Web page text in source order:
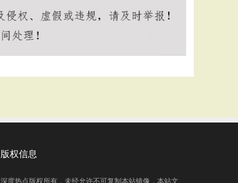
版权信息
深度热点版权所有，未经允许不可复制本站镜像，本站文